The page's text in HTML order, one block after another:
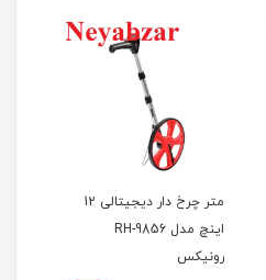
متر چرخ دار دیجیتالی 12
اینچ مدل RH-9856
رونیکس